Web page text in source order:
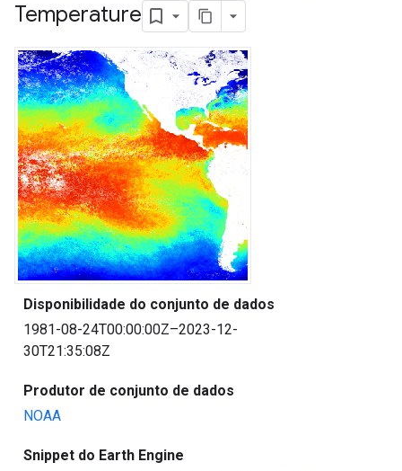
Temperature
Disponibilidade do conjunto de dados
1981-08-24T00:00:00Z–2023-12-
30T21:35:08Z
Produtor de conjunto de dados
NOAA
Snippet do Earth Engine